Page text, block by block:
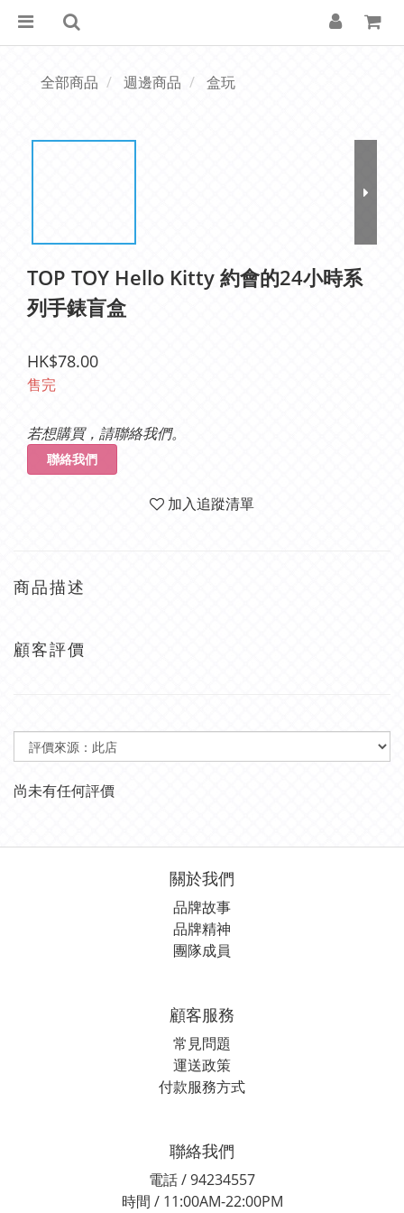
全部商品 週邊商品 盒玩
TOP TOY Hello Kitty 約會的24小時系
列手錶盲盒
HK$78.00
售完
若想購買，請聯絡我們。
聯絡我們
加入追蹤清單
商品描述
顧客評價
尚未有任何評價
關於我們
品牌故事
品牌精神
團隊成員
顧客服務
常見問題
運送政策
付款服務方式
聯絡我們
電話 / 94234557
時間 / 11:00AM-22:00PM